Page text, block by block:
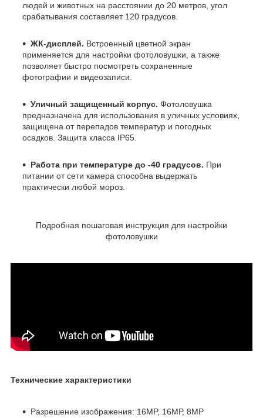
людей и животных на расстоянии до 20 метров, угол
срабатывания составляет 120 градусов.
ЖК-дисплей. Встроенный цветной экран
применяется для настройки фотоловушки, а также
позволяет быстро посмотреть сохраненные
фотографии и видеозаписи.
Уличный защищенный корпус. Фотоловушка
предназначена для использования в уличных условиях,
защищена от перепадов температур и погодных
осадков. Защита класса IP65.
Работа при температуре до -40 градусов. При
питании от сети камера способна выдержать
практически любой мороз.
Подробная пошаговая инструкция для настройки
фотоловушки
Технические характеристики
Разрешение изображения: 16MP, 16МР, 8MP